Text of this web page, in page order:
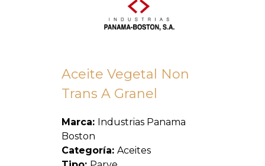
Aceite Vegetal Non
Trans A Granel
Marca: Industrias Panama
Boston
Categoría: Aceites